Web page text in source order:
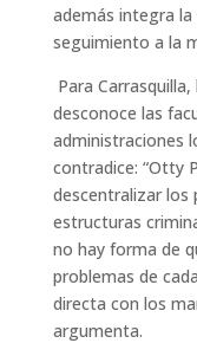
además integra
seguimiento a la
Para
desconoce las
administraciones
contradice: “Otty
descentralizar los
estructuras
no hay forma de
problemas de
directa con los
argumenta.